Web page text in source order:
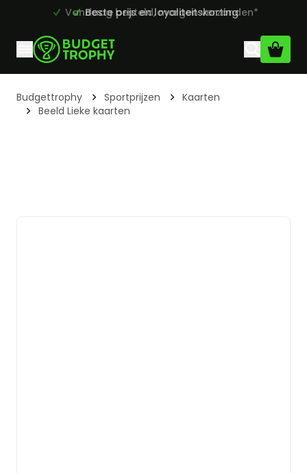
Vandaag besteld, morgen verzonden*
Beste prijs en loyaliteitskorting
Ga naar de inhoud
Budgettrophy Sportprijzen
Kaarten
Beeld Lieke kaarten